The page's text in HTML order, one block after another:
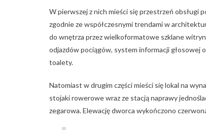
W pierwszej z nich mieści się przestrzeń obsługi
zgodnie ze współczesnymi trendami w
do wnętrza przez wielkoformatowe szklane
odjazdów pociągów, system informacji głosowej
toalety.
Natomiast w drugim części mieści się lokal na
stojaki rowerowe wraz ze stacją naprawy
zegarowa. Elewację dworca wykończono